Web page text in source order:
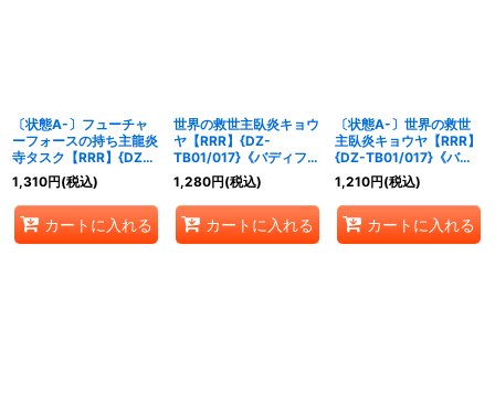
〔状態A-〕フューチャ
ーフォースの持ち主龍炎
寺タスク【RRR】{DZ-
TB01/002}《バディフ
ァイト》
1,310円(税込)
カートに入れる
世界の救世主臥炎キョウ
ヤ【RRR】{DZ-
TB01/017}《バディファ
イト》
1,280円(税込)
カートに入れる
〔状態A-〕世界の救世
主臥炎キョウヤ【RRR】
{DZ-TB01/017}《バデ
ィファイト》
1,210円(税込)
カートに入れる